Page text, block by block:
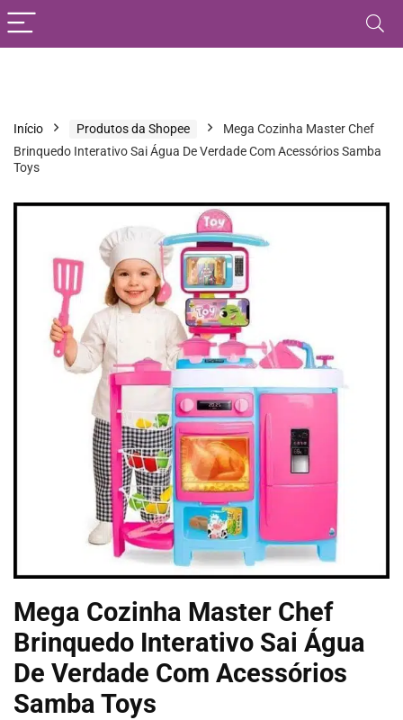
Início Produtos da Shopee
Mega Cozinha Master Chef
Brinquedo Interativo Sai Água De Verdade Com Acessórios Samba
Toys
Mega Cozinha Master Chef
Brinquedo Interativo Sai Água
De Verdade Com Acessórios
Samba Toys